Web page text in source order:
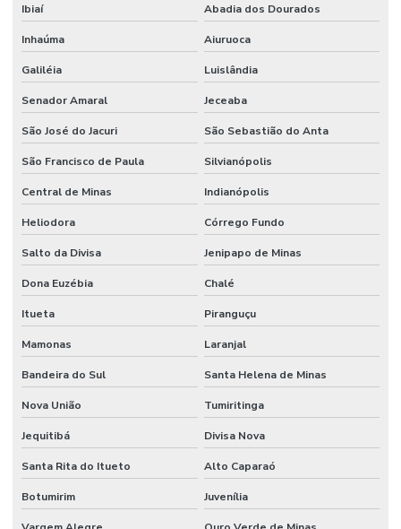
Ibiaí Abadia dos Dourados
Inhaúma Aiuruoca
Galiléia Luislândia
Senador Amaral Jeceaba
São José do Jacuri São Sebastião do Anta
São Francisco de Paula Silvianópolis
Central de Minas Indianópolis
Heliodora Córrego Fundo
Salto da Divisa Jenipapo de Minas
Dona Euzébia Chalé
Itueta Piranguçu
Mamonas Laranjal
Bandeira do Sul Santa Helena de Minas
Nova União Tumiritinga
Jequitibá Divisa Nova
Santa Rita do Itueto Alto Caparaó
Botumirim Juvenília